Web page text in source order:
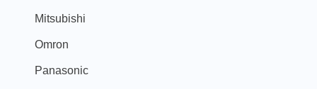
Mitsubishi
Omron
Panasonic